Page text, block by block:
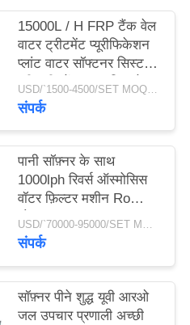
15000L / H FRP टैंक वेल
वाटर ट्रीटमेंट प्यूरीफिकेशन
प्लांट वाटर सॉफ्टनर सिस्टम
प्री-ट्रीटमेंट वाटर फिल्ट्रेशन
फिल्टर
USD/`1500-4500/SET MOQ:एक सेट
संपर्क
पानी सॉफ़्नर के साथ
1000lph रिवर्स ऑस्मोसिस
वॉटर फ़िल्टर मशीन Ro
शोधक
USD/`70000-95000/SET MOQ:1 सेट
संपर्क
सॉफ़्नर पीने शुद्ध यूवी आरओ
जल उपचार प्रणाली अच्छी